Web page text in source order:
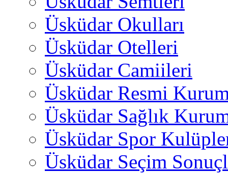
Üsküdar Okulları
Üsküdar Otelleri
Üsküdar Camiileri
Üsküdar Resmi
Üsküdar Sağlık
Üsküdar Spor
Üsküdar Seçim